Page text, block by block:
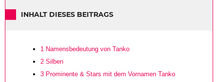
INHALT DIESES BEITRAGS
1 Namensbedeutung von Tanko
2 Silben
3 Prominente & Stars mit dem Vornamen Tanko